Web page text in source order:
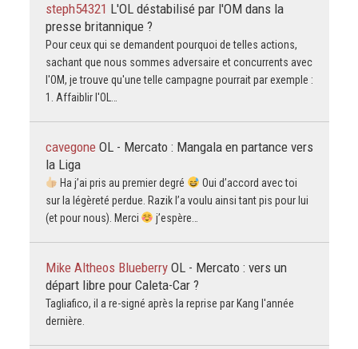
steph54321 L'OL déstabilisé par l'OM dans la
presse britannique ?
Pour ceux qui se demandent pourquoi de telles actions,
sachant que nous sommes adversaire et concurrents avec
l'OM, je trouve qu'une telle campagne pourrait par exemple :
1. Affaiblir l'OL…
cavegone OL - Mercato : Mangala en partance vers
la Liga
Ha j’ai pris au premier degré
Oui d’accord avec toi
sur la légèreté perdue. Razik l’a voulu ainsi tant pis pour lui
(et pour nous). Merci
j’espère…
Mike Altheos Blueberry OL - Mercato : vers un
départ libre pour Caleta-Car ?
Tagliafico, il a re-signé après la reprise par Kang l'année
dernière.